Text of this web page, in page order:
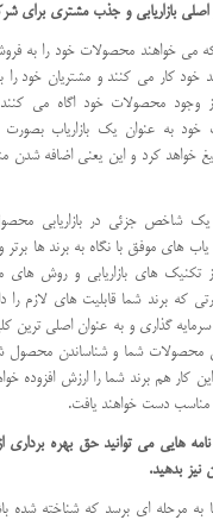
اصلی بازاریابی و جذب مشتری برای
می خواهند محصولات خود را به فروش
خود کار می کنند و مشتریان خود را
وجود محصولات خود اگاه می
به عنوان یک بازاریاب بصورت
خواهد کرد و این یعنی اضافه شدن
یک شاخص جزئی در بازاریابی
یاب های موفق با نگاه به برند ها برتر
از تکنیک های بازاریابی و روش های
که برند شما قابلیت های لازم را
گذاری و به عنوان اصلی ترین
محصولات شما و شناساندن محصول
کار هم برند شما را ارزش افزوده
دست خواهند یافت.
نامه هایی می توانید حق بهره برداری
نیز بدهید.
به مرحله ای برسد که شناخته شده